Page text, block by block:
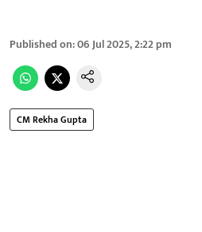
Published on:06 Jul 2025, 2:22 pm
CM Rekha Gupta